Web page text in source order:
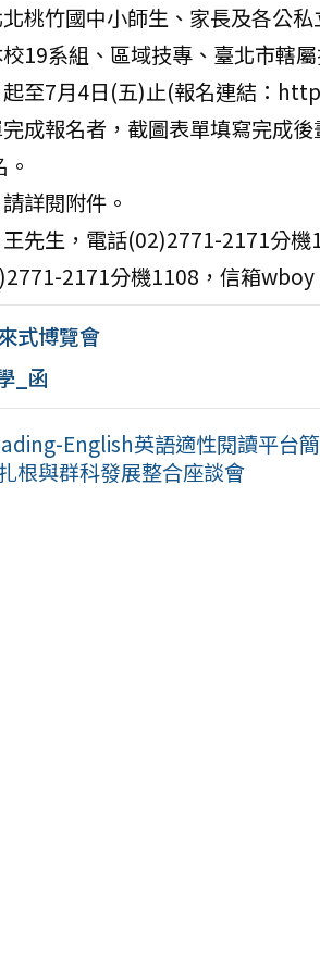
桃竹國中小師生、家長及各公
19系組、區域技專、臺北市轄
起至7月4日(五)止(報名連結：
成報名者，截圖表單填寫完成
詳閱附件。
王先生，電話(02)2771-2171分
2171分機1108，信箱
式博覽會
_函
English英語適性閱讀平台
根與群科發展整合座談會